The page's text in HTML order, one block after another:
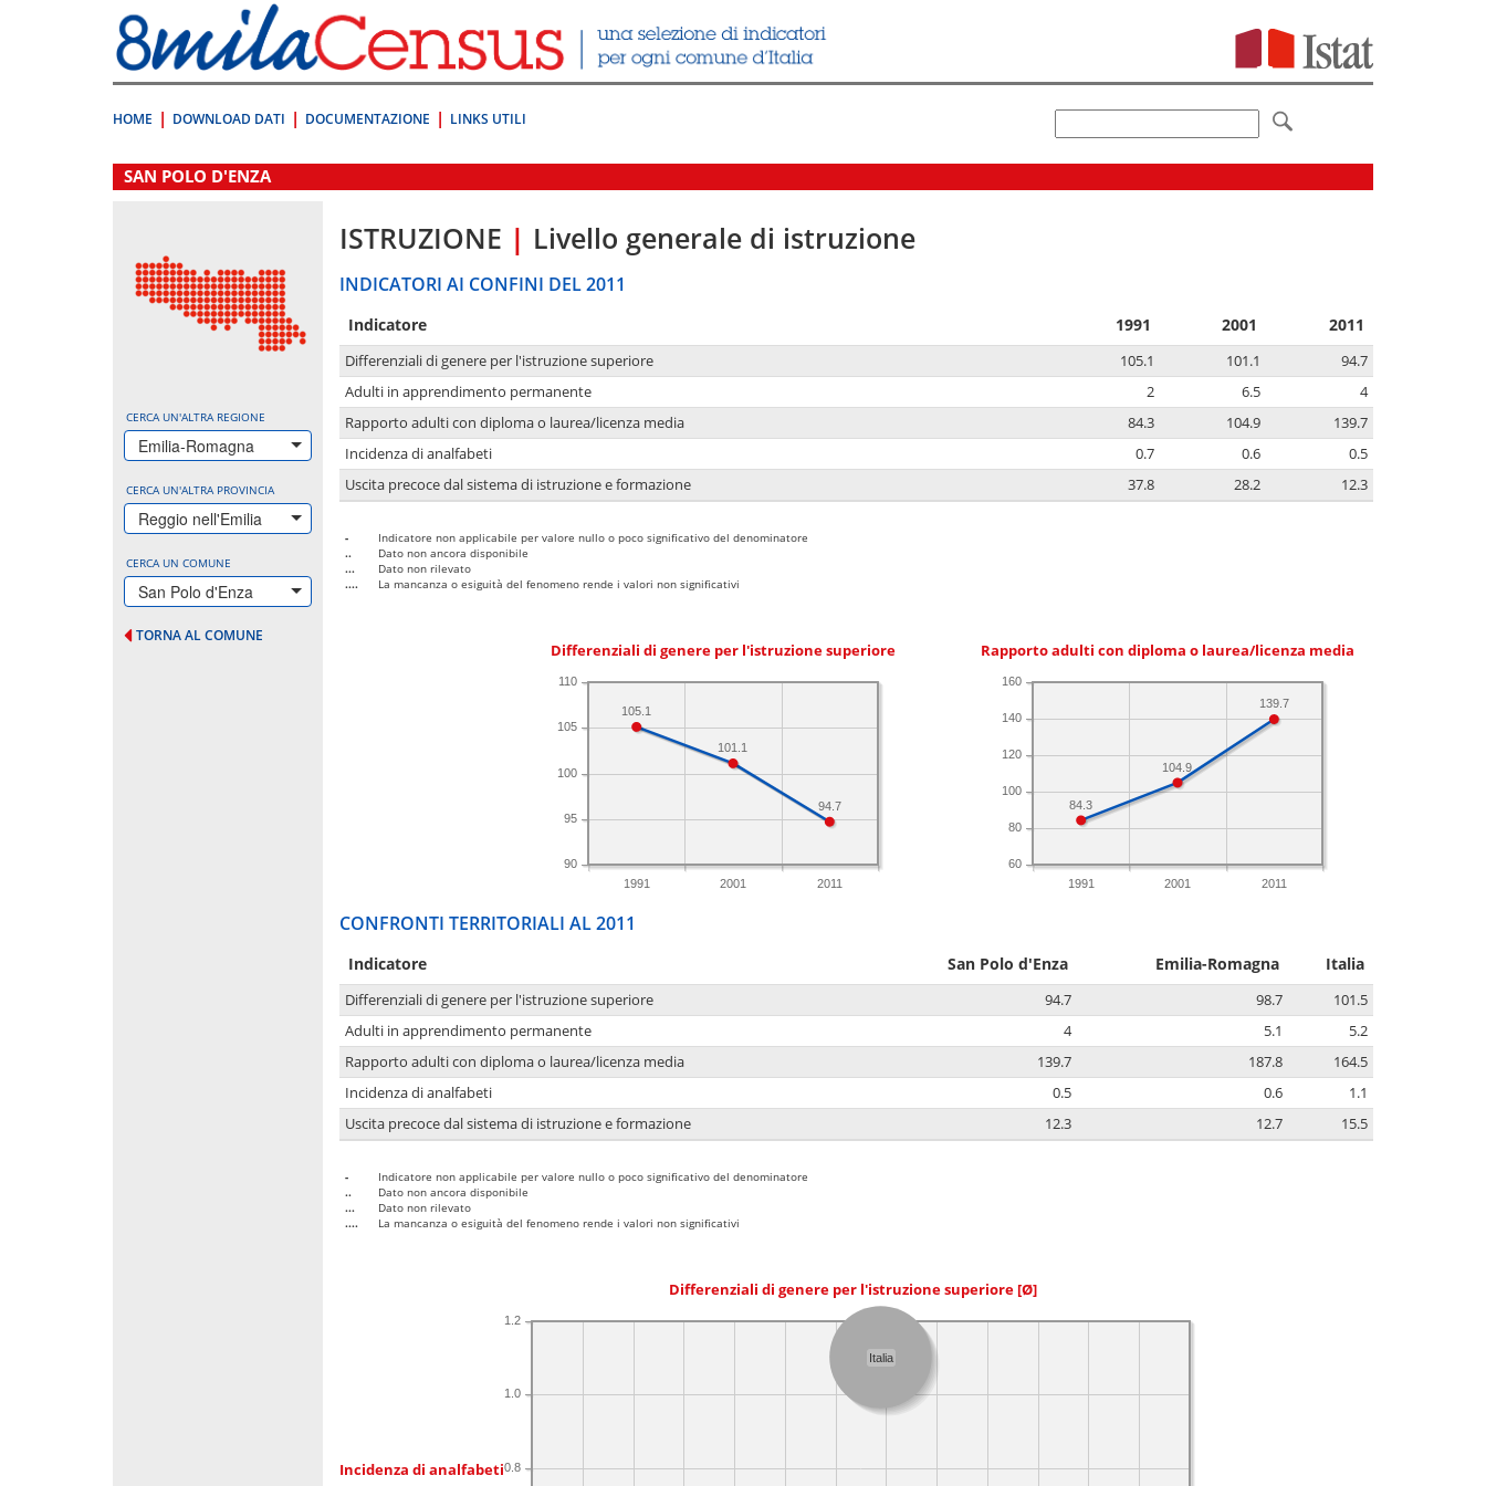
direttamente
a:
Contenuto
HOME DOWNLOAD DATI DOCUMENTAZIONE LINKS UTILI
.
SAN POLO D'ENZA
CERCA UN'ALTRA REGIONE
Emilia-Romagna
CERCA UN'ALTRA PROVINCIA
Reggio nell'Emilia
CERCA UN COMUNE
San Polo d'Enza
TORNA AL COMUNE
ISTRUZIONE | Livello generale di istruzione
INDICATORI AI CONFINI DEL 2011
Indicatore 1991 2001 2011
Differenziali di genere per l'istruzione superiore 105.1 101.1
94.7
Adulti in apprendimento permanente
2 6.5
4
Rapporto adulti con diploma o laurea/licenza media
84.3 104.9
139.7
Incidenza di analfabeti
0.7 0.6
0.5
Uscita precoce dal sistema di istruzione e formazione
37.8 28.2 12.3
-
Indicatore non applicabile per valore nullo o poco significativo del denominatore
..
Dato non ancora disponibile
...
Dato non rilevato
....
La mancanza o esiguità del fenomeno rende i valori non significativi
Differenziali di genere per l'istruzione superiore
1991 2001 2011
90
95
100
105
110
94.7
101.1
105.1
Rapporto adulti con diploma o laurea/licenza media
1991 2001 2011
60
80
100
120
140
160
139.7
104.9
84.3
CONFRONTI TERRITORIALI AL 2011
Indicatore San Polo d'Enza Emilia-Romagna Italia
Differenziali di genere per l'istruzione superiore 94.7 98.7
101.5
Adulti in apprendimento permanente
4 5.1
5.2
Rapporto adulti con diploma o laurea/licenza media
139.7 187.8
164.5
Incidenza di analfabeti
0.5 0.6
1.1
Uscita precoce dal sistema di istruzione e formazione
12.3 12.7 15.5
-
Indicatore non applicabile per valore nullo o poco significativo del denominatore
..
Dato non ancora disponibile
...
Dato non rilevato
....
La mancanza o esiguità del fenomeno rende i valori non significativi
Differenziali di genere per l'istruzione superiore [Ø]
Incidenza di analfabeti0.8
1.0
1.2
Italia